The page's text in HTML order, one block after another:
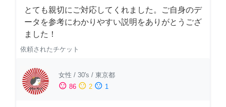
とても親切にご対応してくれました。ご自身のデ
ータを参考にわかりやすい説明をありがとうござ
ました！
依頼されたチケット
女性 / 30's / 東京都
sentiment_satisfied 86 sentiment_neutral 2 sentiment_dissatisfied 1